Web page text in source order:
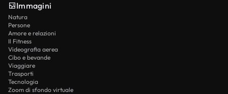
Immagini
Natura
Persone
Amore e relazioni
Il Fitness
Videografia aerea
Cibo e bevande
Viaggiare
Trasporti
Tecnologia
Zoom di sfondo virtuale